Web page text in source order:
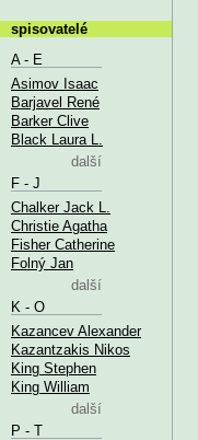
spisovatelé
A - E
Asimov Isaac
Barjavel René
Barker Clive
Black Laura L.
další
F - J
Chalker Jack L.
Christie Agatha
Fisher Catherine
Folný Jan
další
K - O
Kazancev Alexander
Kazantzakis Nikos
King Stephen
King William
další
P - T